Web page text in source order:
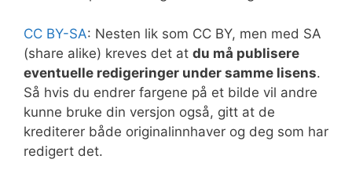
CC BY-SA: Nesten lik som CC BY, men med SA
(share alike) kreves det at du må publisere
eventuelle redigeringer under samme lisens.
Så hvis du endrer fargene på et bilde vil andre
kunne bruke din versjon også, gitt at de
krediterer både originalinnhaver og deg som har
redigert det.